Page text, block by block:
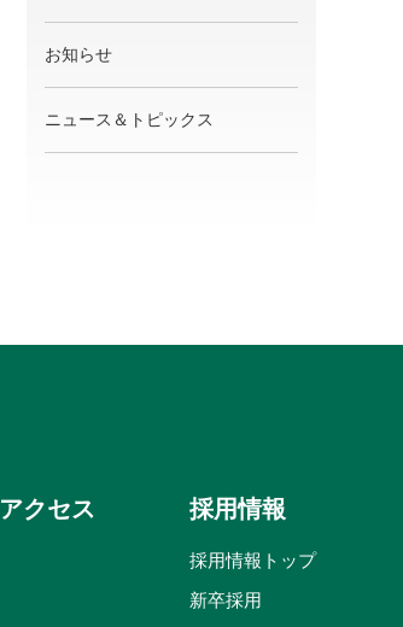
お知らせ
ニュース＆トピックス
アクセス 採用情報
採用情報トップ
新卒採用